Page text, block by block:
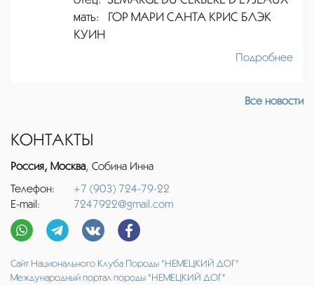
мать: ГОР МАРИ САНТА КРИС БЛЭК
КУИН
Подробнее
Все новости
КОНТАКТЫ
Россия, Москва, Собина Инна
Телефон:
+7 (903) 724-79-22
E-mail:
7247922@gmail.com
Сайт Национального Клуба Породы "НЕМЕЦКИЙ ДОГ"
Международный портал породы "НЕМЕЦКИЙ ДОГ"